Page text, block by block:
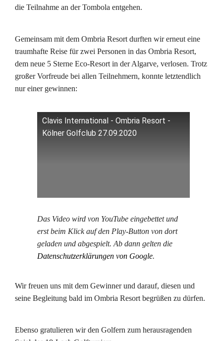
die Teilnahme an der Tombola entgehen.
Gemeinsam mit dem Ombria Resort durften wir erneut eine
traumhafte Reise für zwei Personen in das Ombria Resort,
dem neue 5 Sterne Eco-Resort in der Algarve, verlosen. Trotz
großer Vorfreude bei allen Teilnehmern, konnte letztendlich
nur einer gewinnen:
Clavis International - Ombria Resort -
Kölner Golfclub 27.09.2020
Das Video wird von YouTube eingebettet und
erst beim Klick auf den Play-Button von dort
geladen und abgespielt. Ab dann gelten die
Datenschutzerklärungen von Google.
Wir freuen uns mit dem Gewinner und darauf, diesen und
seine Begleitung bald im Ombria Resort begrüßen zu dürfen.
Ebenso gratulieren wir den Golfern zum herausragenden